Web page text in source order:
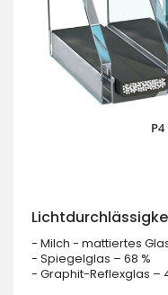
- Milch - mattiertes
- Spiegelglas – 68 %
- Graphit-Reflexglas –